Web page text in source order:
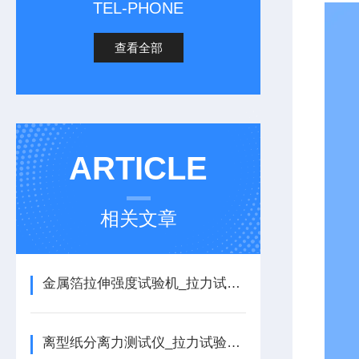
TEL-PHONE
查看全部
ARTICLE
相关文章
金属箔拉伸强度试验机_拉力试验机的详细介绍
离型纸分离力测试仪_拉力试验机的详细介绍